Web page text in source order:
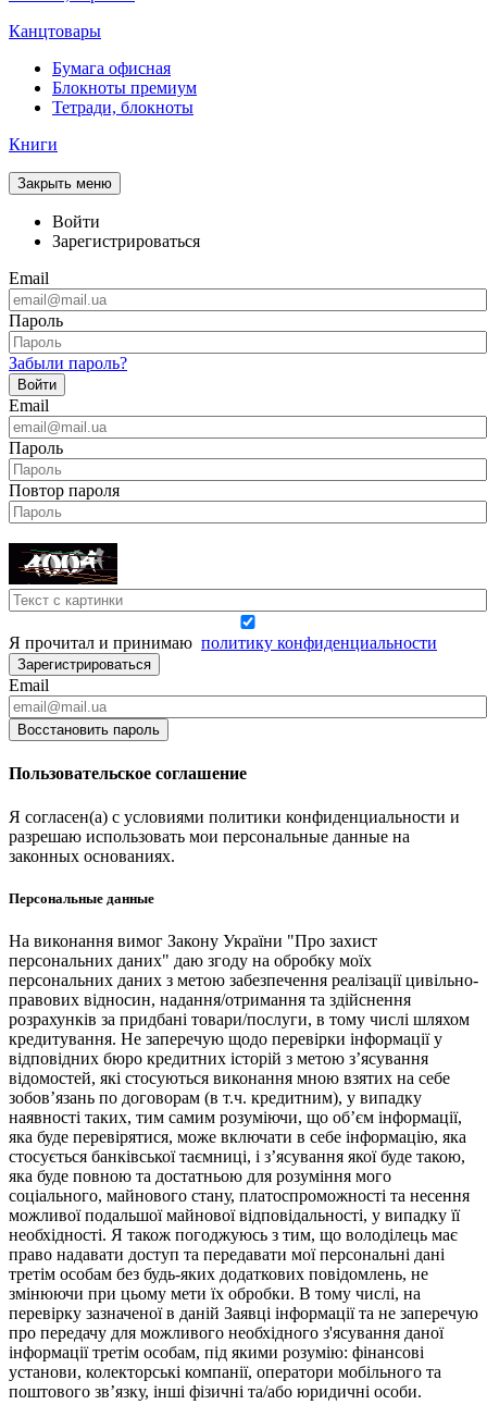
Канцтовары
Бумага офисная
Блокноты премиум
Тетради, блокноты
Книги
Закрыть меню
Войти
Зарегистрироваться
Email
Пароль
Забыли пароль?
Войти
Email
Пароль
Повтор пароля
Я прочитал и принимаю политику конфиденциальности
Зарегистрироваться
Email
Восстановить пароль
Пользовательское соглашение
Я согласен(а) с условиями политики конфиденциальности и
разрешаю использовать мои персональные данные на
законных основаниях.
Персональные данные
На виконання вимог Закону України "Про захист
персональних даних" даю згоду на обробку моїх
персональних даних з метою забезпечення реалізації цивільно-
правових відносин, надання/отримання та здійснення
розрахунків за придбані товари/послуги, в тому числі шляхом
кредитування. Не заперечую щодо перевірки інформації у
відповідних бюро кредитних історій з метою з’ясування
відомостей, які стосуються виконання мною взятих на себе
зобов’язань по договорам (в т.ч. кредитним), у випадку
наявності таких, тим самим розуміючи, що об’єм інформації,
яка буде перевірятися, може включати в себе інформацію, яка
стосується банківської таємниці, і з’ясування якої буде такою,
яка буде повною та достатньою для розуміння мого
соціального, майнового стану, платоспроможності та несення
можливої подальшої майнової відповідальності, у випадку її
необхідності. Я також погоджуюсь з тим, що володілець має
право надавати доступ та передавати мої персональні дані
третім особам без будь-яких додаткових повідомлень, не
змінюючи при цьому мети їх обробки. В тому числі, на
перевірку зазначеної в даній Заявці інформації та не заперечую
про передачу для можливого необхідного з'ясування даної
інформації третім особам, під якими розумію: фінансові
установи, колекторські компанії, оператори мобільного та
поштового зв’язку, інші фізичні та/або юридичні особи.